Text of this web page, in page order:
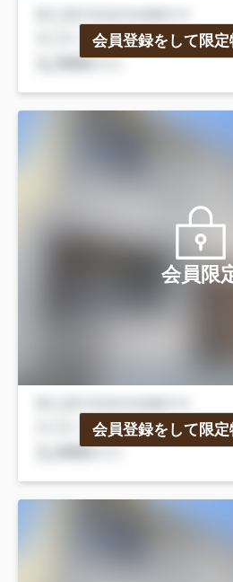
会員登録をして限
会員限
会員登録をして限